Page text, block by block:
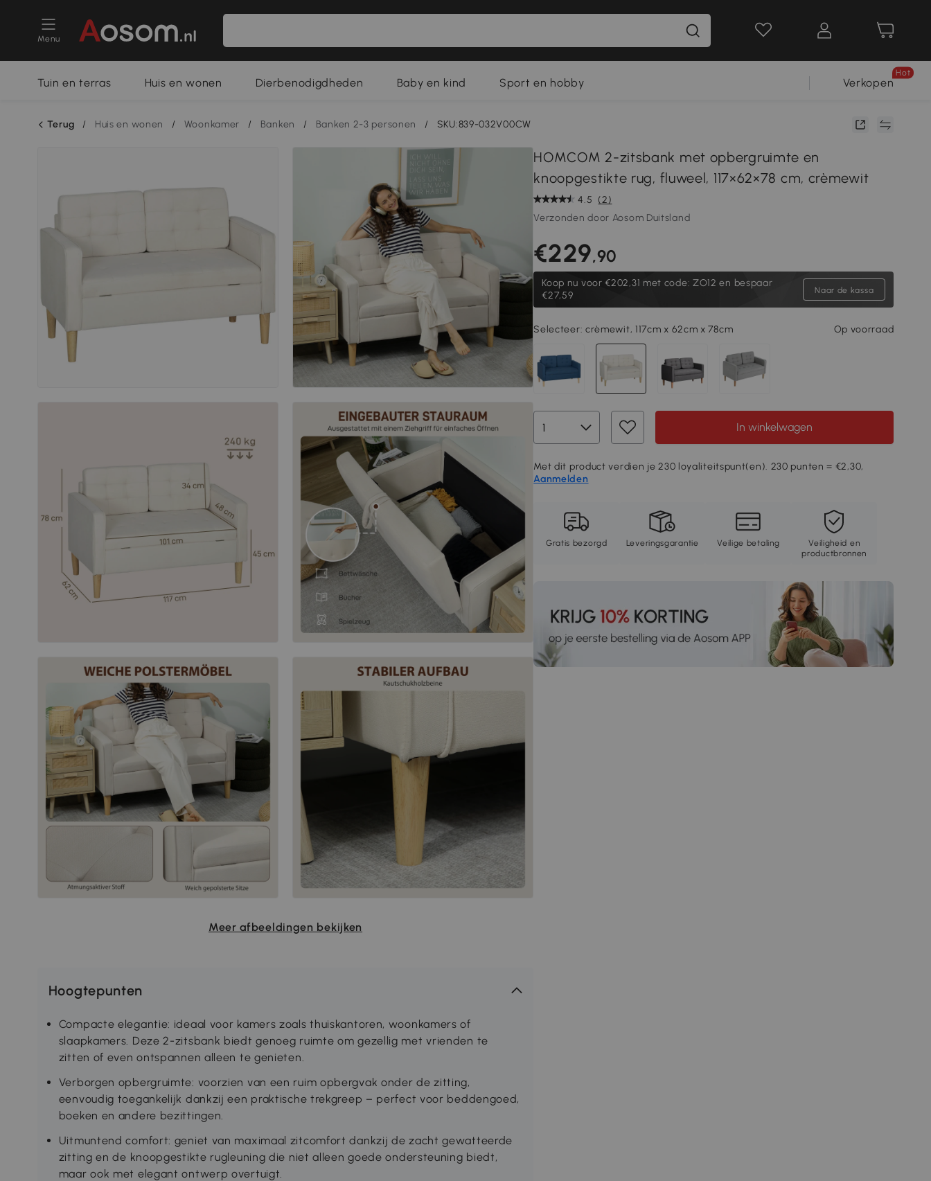
Menu
Tuin en terras Huis en wonen Dierbenodigdheden Baby en kind Sport en hobby Verkopen
Hot
Terug / Huis en wonen / Woonkamer / Banken / Banken 2-3 personen / SKU:839-032V00CW
Meer afbeeldingen bekijken
Hoogtepunten
Compacte elegantie: ideaal voor kamers zoals thuiskantoren, woonkamers of
slaapkamers. Deze 2-zitsbank biedt genoeg ruimte om gezellig met vrienden te
zitten of even ontspannen alleen te genieten.
Verborgen opbergruimte: voorzien van een ruim opbergvak onder de zitting,
eenvoudig toegankelijk dankzij een praktische trekgreep – perfect voor beddengoed,
boeken en andere bezittingen.
Uitmuntend comfort: geniet van maximaal zitcomfort dankzij de zacht gewatteerde
zitting en de knoopgestikte rugleuning die niet alleen goede ondersteuning biedt,
maar ook met elegant ontwerp overtuigt.
HOMCOM 2-zitsbank met opbergruimte en
knoopgestikte rug, fluweel, 117×62×78 cm, crèmewit
4.5 (2)
Verzonden door Aosom Duitsland
€229,90
Koop nu voor€202,31 met code: ZO12 en bespaar
€27,59
Naar de kassa
Selecteer: crèmewit, 117cm x 62cm x 78cm Op voorraad
In winkelwagen
Met dit product verdien je 230 loyaliteitspunt(en). 230 punten = €2,30,
Aanmelden
Gratis bezorgd Leveringsgarantie Veilige betaling
Veiligheid en
productbronnen